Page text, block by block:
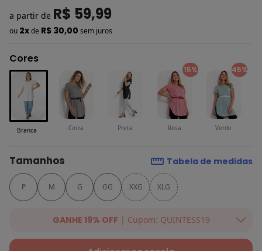
a partir de R$ 59,99
ou 2xde R$ 30,00 sem juros
Cores
Branca Cinza Preta
15%
Rosa
45%
Verde
Tamanhos Tabela de medidas
P M G GG XXG XLG
GANHE 19% OFF | Cupom: QUINTESS19
Ganhe 19% OFF Extra em qualquer valor, usando o cupom: